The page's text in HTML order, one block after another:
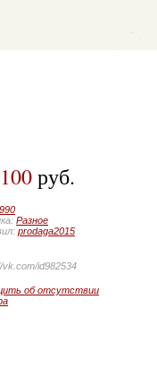
100руб.
Разное
prodaga2015
vk.com/id982534
об отсутствии